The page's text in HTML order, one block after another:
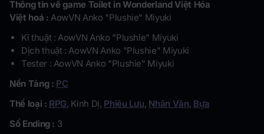
Thông tin về game Toilet in Wonderland Việt Hóa
Việt hoá :AowVN Anko "Plushie" Miyuki
Kĩ thuật : AowVN Anko "Plushie" Miyuki
Dịch thuật : AowVN Anko "Plushie" Miyuki
Tester : AowVN Anko "Plushie" Miyuki
Nền Tảng : PC
Thể loại : RPG, Kinh Dị, Phiêu Lưu, Nhân Văn, Bựa
Số Ending : 3